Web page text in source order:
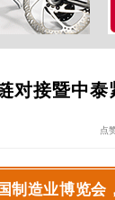
对接暨中
点
制造业博览会